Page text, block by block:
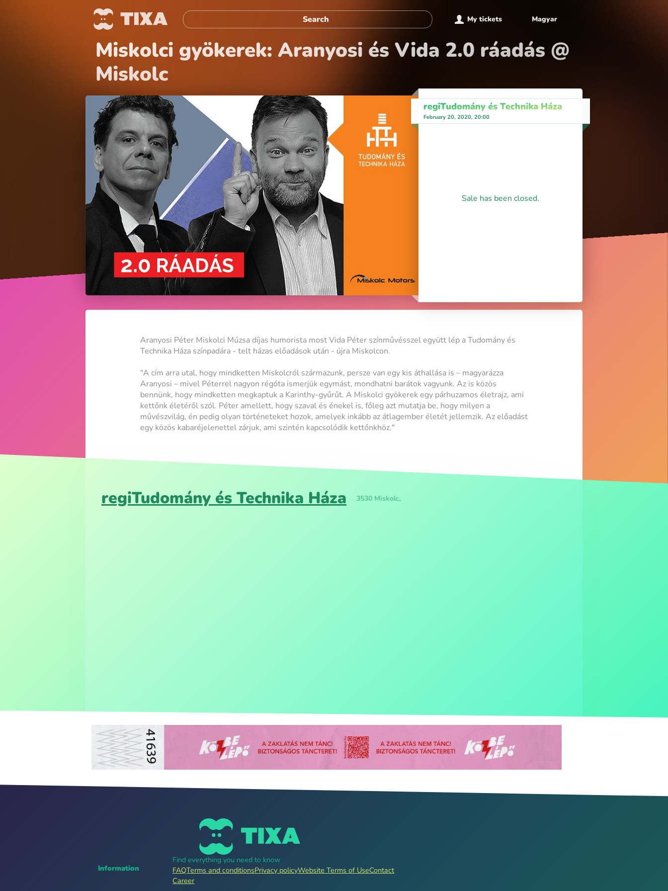
My tickets Magyar
Miskolci gyökerek: Aranyosi és Vida 2.0 ráadás @
Miskolc
regiTudomány és Technika Háza
February 20, 2020, 20:00
Sale has been closed.
Aranyosi Péter Miskolci Múzsa díjas humorista most Vida Péter színművésszel együtt lép a Tudomány és
Technika Háza színpadára - telt házas előadások után - újra Miskolcon.
"A cím arra utal, hogy mindketten Miskolcról származunk, persze van egy kis áthallása is – magyarázza
Aranyosi – mivel Péterrel nagyon régóta ismerjük egymást, mondhatni barátok vagyunk. Az is közös
bennünk, hogy mindketten megkaptuk a Karinthy-gyűrűt. A Miskolci gyökerek egy párhuzamos életrajz, ami
kettőnk életéről szól. Péter amellett, hogy szaval és énekel is, főleg azt mutatja be, hogy milyen a
művészvilág, én pedig olyan történeteket hozok, amelyek inkább az átlagember életét jellemzik. Az előadást
egy közös kabaréjelenettel zárjuk, ami szintén kapcsolódik kettőnkhöz."
regiTudomány és Technika Háza 3530 Miskolc,
Information
Find everything you need to know
FAQTerms and conditionsPrivacy policyWebsite Terms of UseContact
Career